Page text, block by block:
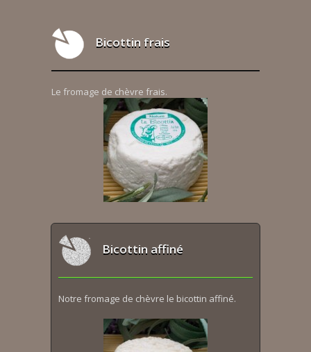
Bicottin frais
Le fromage de chèvre frais.
Bicottin affiné
Notre fromage de chèvre le bicottin affiné.